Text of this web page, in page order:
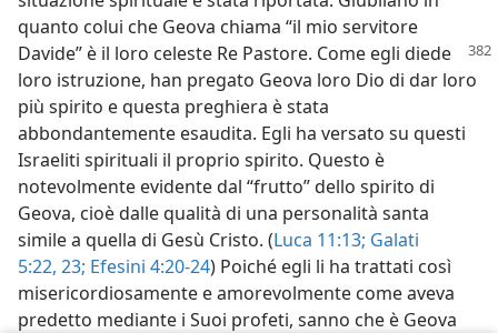
quanto colui che Geova chiama “il mio servitore
Davide” è il loro celeste Re Pastore. Come egli diede
loro istruzione, han pregato Geova loro Dio di dar loro
più spirito e questa preghiera è stata
abbondantemente esaudita. Egli ha versato su questi
Israeliti spirituali il proprio spirito. Questo è
notevolmente evidente dal “frutto” dello spirito di
Geova, cioè dalle qualità di una personalità santa
simile a quella di Gesù Cristo. (Luca 11:13; Galati
5:22, 23; Efesini 4:20-24) Poiché egli li ha trattati così
misericordiosamente e amorevolmente come aveva
predetto mediante i Suoi profeti, sanno che è Geova